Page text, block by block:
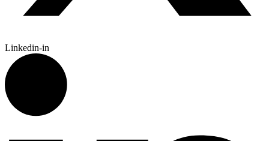
Linkedin-in